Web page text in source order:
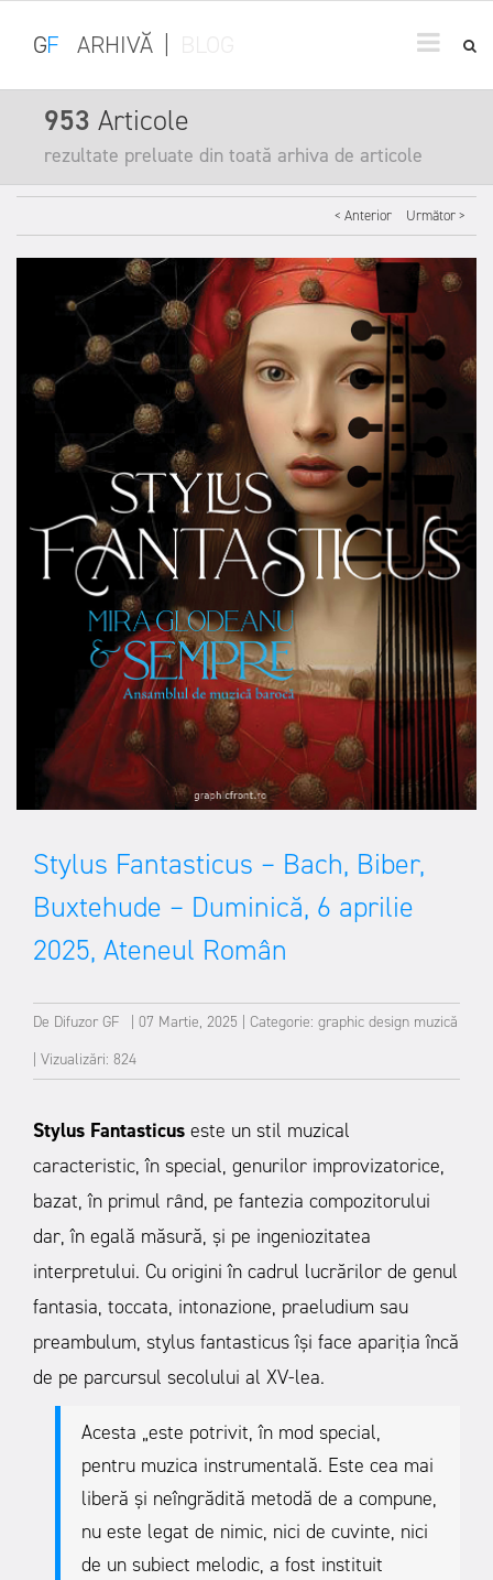
GF ARHIVĂ
953 Articole
rezultate preluate din toată arhiva de articole
< Anterior Următor >
Stylus Fantasticus – Bach, Biber,
Buxtehude – Duminică, 6 aprilie
2025, Ateneul Român
De Difuzor GF | 07 Martie, 2025 | Categorie: graphic design muzică
| Vizualizări: 824
Stylus Fantasticus este un stil muzical
caracteristic, în special, genurilor improvizatorice,
bazat, în primul rând, pe fantezia compozitorului
dar, în egală măsură, și pe ingeniozitatea
interpretului. Cu origini în cadrul lucrărilor de genul
fantasia, toccata, intonazione, praeludium sau
preambulum, stylus fantasticus își face apariția încă
de pe parcursul secolului al XV-lea.
Acesta „este potrivit, în mod special,
pentru muzica instrumentală. Este cea mai
liberă și neîngrădită metodă de a compune,
nu este legat de nimic, nici de cuvinte, nici
de un subiect melodic, a fost instituit